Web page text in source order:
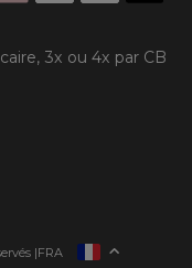
3x ou 4x par CB
|FRA